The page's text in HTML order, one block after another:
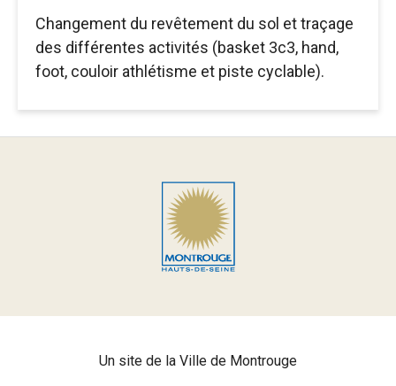
Changement du revêtement du sol et traçage
des différentes activités (basket 3c3, hand,
foot, couloir athlétisme et piste cyclable).
Un site de la Ville de Montrouge